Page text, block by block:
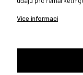
Spojte se s námi
Více informací